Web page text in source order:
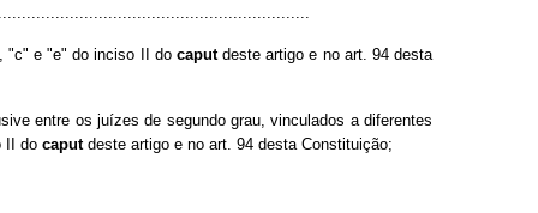
"c" e "e" do inciso II do caputdeste artigo e no art. 94 desta
entre os juízes de segundo grau, vinculados a diferentes
II do caputdeste artigo e no art. 94 desta Constituição;